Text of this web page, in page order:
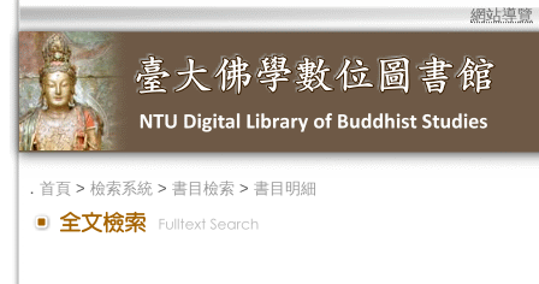
網站導覽
． 首頁 > 檢索系統 > 書目檢索 > 書目明細